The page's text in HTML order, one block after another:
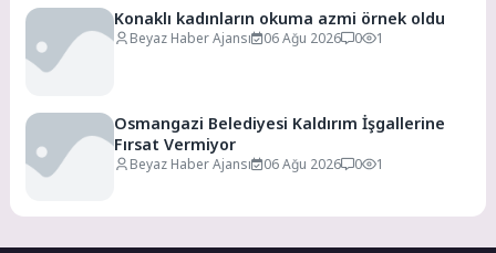
Konaklı kadınların okuma azmi örnek oldu
Beyaz Haber Ajansı 06 Ağu 2026 0 1
Osmangazi Belediyesi Kaldırım İşgallerine
Fırsat Vermiyor
Beyaz Haber Ajansı 06 Ağu 2026 0 1